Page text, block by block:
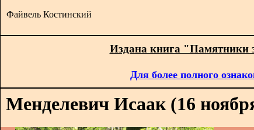
Файвель Костинский
Издана книга "Памятники
Для более полного
Менделевич Исаак (16